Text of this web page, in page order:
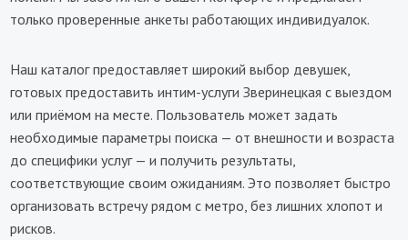
только проверенные анкеты работающих индивидуалок.
Наш каталог предоставляет широкий выбор девушек,
готовых предоставить интим-услуги Зверинецкая с выездом
или приёмом на месте. Пользователь может задать
необходимые параметры поиска — от внешности и возраста
до специфики услуг — и получить результаты,
соответствующие своим ожиданиям. Это позволяет быстро
организовать встречу рядом с метро, без лишних хлопот и
рисков.